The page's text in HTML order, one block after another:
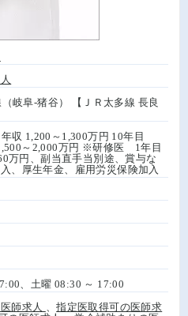
岐阜-猪谷） 【ＪＲ太多線 長良
収 1,200～1,300万円 10年目
～2,000万円 ※研修医 1年目
万円、副当直手当別途、賞与な
、厚生年金、雇用労災保険加入
、土曜 08:30 ～ 17:00
師求人 、指定医取得可の医師求